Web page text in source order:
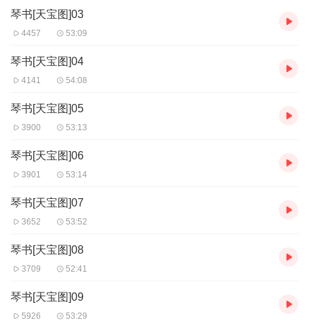
琴书[天宝图]03
4457 53:09
琴书[天宝图]04
4141 54:08
琴书[天宝图]05
3900 53:13
琴书[天宝图]06
3901 53:14
琴书[天宝图]07
3652 53:52
琴书[天宝图]08
3709 52:41
琴书[天宝图]09
5926 53:29